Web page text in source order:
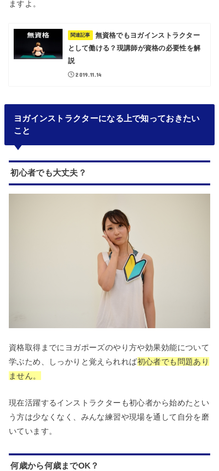
ますよ。
関連記事
無資格でもヨガインストラクター
として働ける？現講師が資格の必要性を解
説
2019.11.14
ヨガインストラクターになる上で知っておきたい
こと
初心者でも大丈夫？
資格取得までにヨガポーズのやり方や効果効能について
学ぶため、しっかりと覚えられれば初心者でも問題あり
ません。
現在活躍するインストラクターも初心者から始めたとい
う方は少なくなく、みんな練習や現場を通して自分を磨
いています。
何歳から何歳までOK？